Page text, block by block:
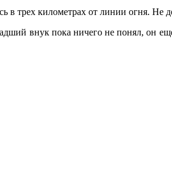
в трех километрах от линии огня. Не
внук пока ничего не понял, он